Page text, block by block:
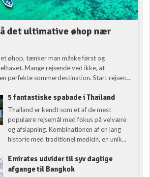
det ultimative øhop nær
øhop, tænker man måske først og
Mange rejsende ved ikke, at
perfekte sommerdestination. Start rejsen...
5 fantastiske spabade i Thailand
Thailand er kendt som et af de mest
populære rejsemål med fokus på velvære
og afslapning. Kombinationen af en lang
historie med traditionel medicin, en unik...
Emirates udvider til syv daglige
afgange til Bangkok